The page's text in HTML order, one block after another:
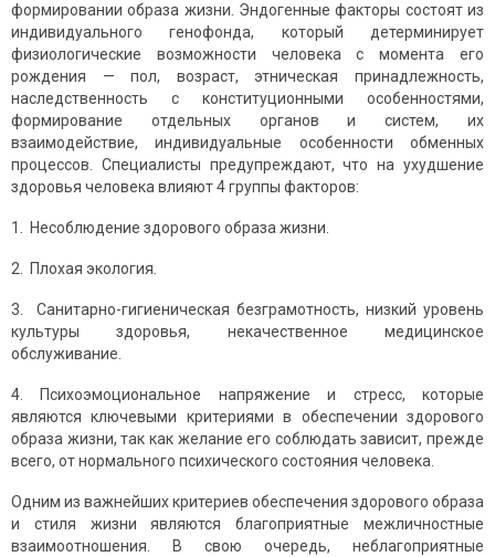
формировании образа жизни. Эндогенные факторы состоят из
индивидуального генофонда, который детерминирует
физиологические возможности человека с момента его
рождения — пол, возраст, этническая принадлежность,
наследственность с конституционными особенностями,
формирование отдельных органов и систем, их
взаимодействие, индивидуальные особенности обменных
процессов. Специалисты предупреждают, что на ухудшение
здоровья человека влияют 4 группы факторов:
1. Несоблюдение здорового образа жизни.
2. Плохая экология.
3. Санитарно-гигиеническая безграмотность, низкий уровень
культуры здоровья, некачественное медицинское
обслуживание.
4. Психоэмоциональное напряжение и стресс, которые
являются ключевыми критериями в обеспечении здорового
образа жизни, так как желание его соблюдать зависит, прежде
всего, от нормального психического состояния человека.
Одним из важнейших критериев обеспечения здорового образа
и стиля жизни являются благоприятные межличностные
взаимоотношения. В свою очередь, неблагоприятные